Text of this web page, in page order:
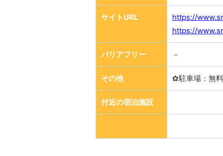
サイトURL
https://
https://
バリアフリー －
その他 ✿駐車場：無料
付近の宿泊施設